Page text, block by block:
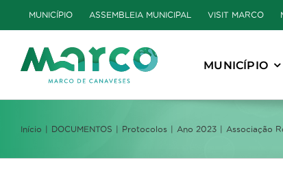
to
content
MUNICÍPIO ASSEMBLEIA MUNICIPAL VISIT MARCO
MUNICÍPIO
Início DOCUMENTOS Protocolos Ano 2023 Associação